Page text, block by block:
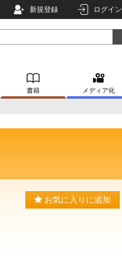
新規登録 ログイン
書籍 メディア化
お気に入りに追加